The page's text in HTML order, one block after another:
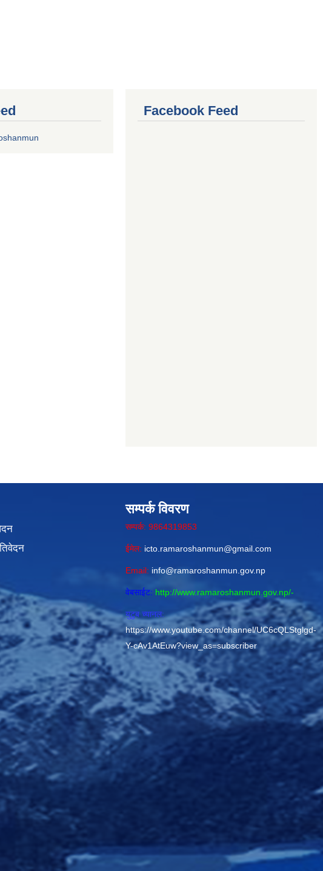
Facebook Feed
सम्पर्क विवरण
सम्पर्क: 9864319853
ईमेल: icto.ramaroshanmun@gmail.com
Email: info@ramaroshanmun.gov.np
वेबसाईट: http://www.ramaroshanmun.gov.np/-
युटुब च्यानल:
https://www.youtube.com/channel/UC6cQLStglgd-
Y-cAv1AtEuw?view_as=subscriber